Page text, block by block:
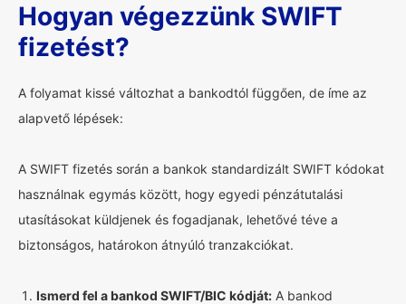
Hogyan végezzünk SWIFT
fizetést?
A folyamat kissé változhat a bankodtól függően, de íme az
alapvető lépések:
A SWIFT fizetés során a bankok standardizált SWIFT kódokat
használnak egymás között, hogy egyedi pénzátutalási
utasításokat küldjenek és fogadjanak, lehetővé téve a
biztonságos, határokon átnyúló tranzakciókat.
Ismerd fel a bankod SWIFT/BIC kódját: A bankod